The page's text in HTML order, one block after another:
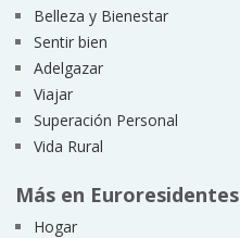
Belleza y Bienestar
Sentir bien
Adelgazar
Viajar
Superación Personal
Vida Rural
Más en Euroresidentes
Hogar